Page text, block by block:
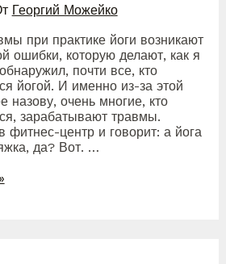
Георгий Можейко
при практике йоги возникают
ошибки, которую делают, как я
почти все, кто
йогой. И именно из-за этой
назову, очень многие, кто
зарабатывают травмы.
фитнес-центр и говорит: а йога
да? Вот. …